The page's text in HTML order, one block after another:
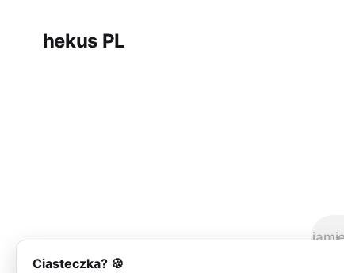
Ciasteczka? 🍪
hekus PL